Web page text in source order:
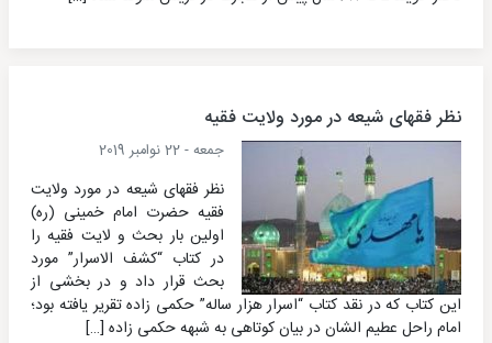
نظر فقهای شیعه در مورد ولایت فقیه
جمعه - 22 نوامبر 2019
نظر فقهای شیعه در مورد ولایت
فقیه حضرت امام خمینی (ره)
اولین بار بحث و لایت فقیه را
در کتاب “کشف الاسرار” مورد
بحث قرار داد و در بخشی از
این کتاب که در نقد کتاب “اسرار هزار ساله” حکمی زاده تقریر یافته بود؛
امام راحل عطیم الشان در بیان کوتاهی به شبهه حکمی زاده […]